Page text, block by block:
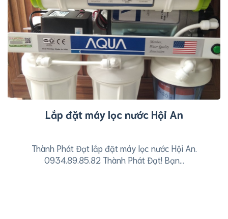
Lắp đặt máy lọc nước Hội An
Thành Phát Đạt lắp đặt máy lọc nước Hội An.
0934.89.85.82 Thành Phát Đạt! Bạn...